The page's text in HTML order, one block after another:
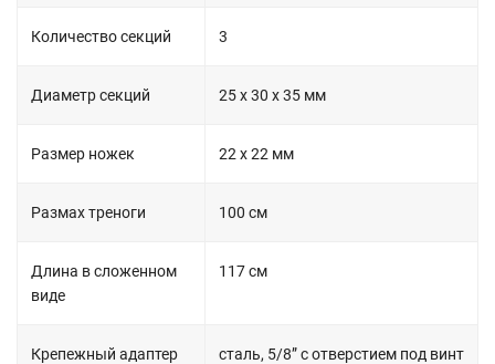
Количество секций 3
Диаметр секций 25 х 30 х 35 мм
Размер ножек 22 х 22 мм
Размах треноги 100 см
Длина в сложенном
виде
117 см
Крепежный адаптер
сталь, 5/8” с отверстием под винт